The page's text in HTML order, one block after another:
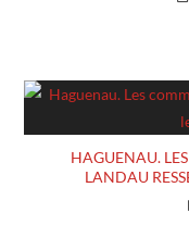
HAGUENAU.
LANDAU